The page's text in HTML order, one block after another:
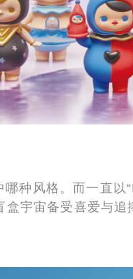
种风格。而一直
宇宙备受喜爱与